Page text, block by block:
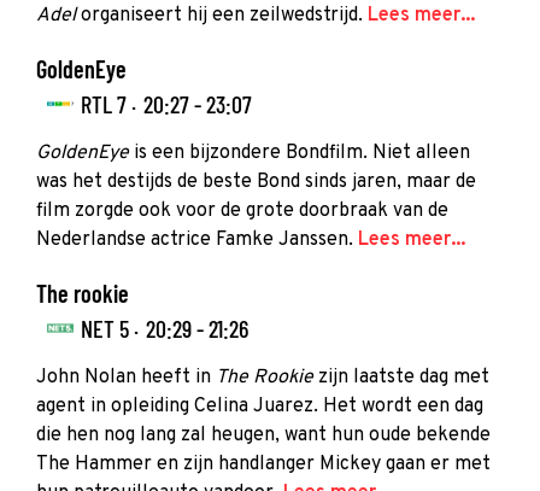
Adelorganiseert hij een zeilwedstrijd. Lees meer...
GoldenEye
RTL 7 · 20:27 - 23:07
GoldenEyeis een bijzondere Bondfilm. Niet alleen
was het destijds de beste Bond sinds jaren, maar de
film zorgde ook voor de grote doorbraak van de
Nederlandse actrice Famke Janssen. Lees meer...
The rookie
NET 5 · 20:29 - 21:26
John Nolan heeft in The Rookie zijn laatste dag met
agent in opleiding Celina Juarez. Het wordt een dag
die hen nog lang zal heugen, want hun oude bekende
The Hammer en zijn handlanger Mickey gaan er met